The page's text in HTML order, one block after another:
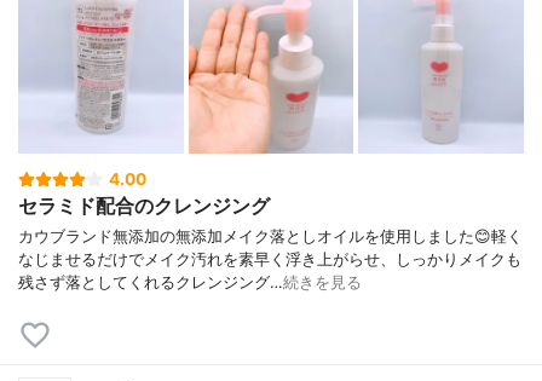
4.00
セラミド配合のクレンジング
カウブランド無添加の無添加メイク落としオイルを使用しました😊軽く
なじませるだけでメイク汚れを素早く浮き上がらせ、しっかりメイクも
残さず落としてくれるクレンジング…続きを見る